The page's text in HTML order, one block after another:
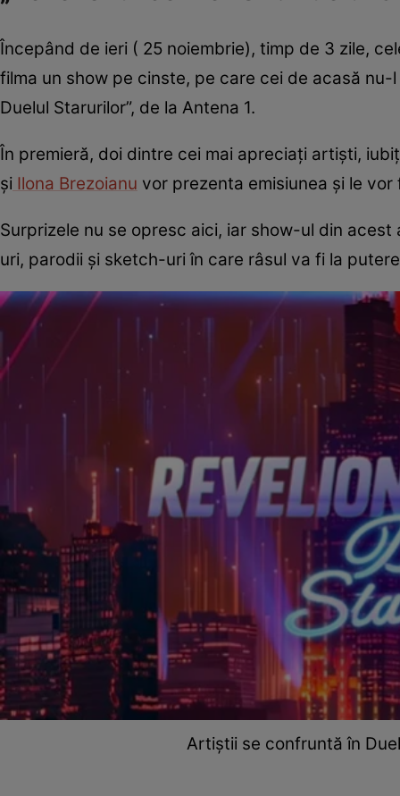
Începând de ieri ( 25 noiembrie), timp de 3 zile,
filma un show pe cinste, pe care cei de acasă
Duelul Starurilor”, de la Antena 1.
În premieră, doi dintre cei mai apreciați artiști,
și Ilona Brezoianu vor prezenta emisiunea și le
Surprizele nu se opresc aici, iar show-ul din
uri, parodii și sketch-uri în care râsul va fi la
Artiștii se confruntă în